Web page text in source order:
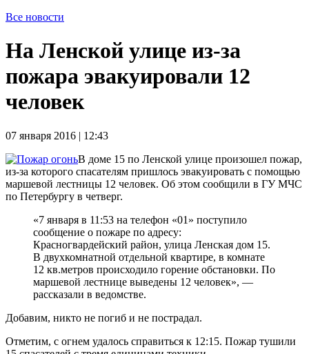
Все новости
На Ленской улице из-за
пожара эвакуировали 12
человек
07 января 2016 | 12:43
В доме 15 по Ленской улице произошел пожар,
из-за которого спасателям пришлось эвакуировать с помощью
маршевой лестницы 12 человек. Об этом сообщили в ГУ МЧС
по Петербургу в четверг.
«7 января в 11:53 на телефон «01» поступило
сообщение о пожаре по адресу:
Красногвардейский район, улица Ленская дом 15.
В двухкомнатной отдельной квартире, в комнате
12 кв.метров происходило горение обстановки. По
маршевой лестнице выведены 12 человек», —
рассказали в ведомстве.
Добавим, никто не погиб и не пострадал.
Отметим, с огнем удалось справиться к 12:15. Пожар тушили